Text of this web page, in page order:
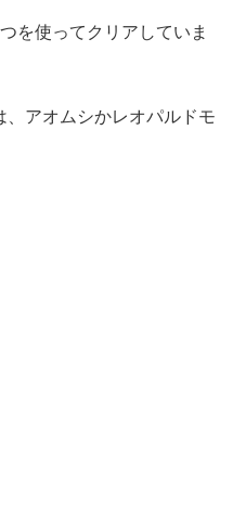
を使ってクリアしていま
、アオムシかレオパルドモ